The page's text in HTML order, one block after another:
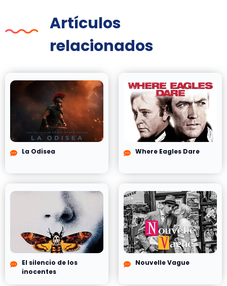
Artículos
relacionados
La Odisea Where Eagles Dare
El silencio de los
inocentes
Nouvelle Vague